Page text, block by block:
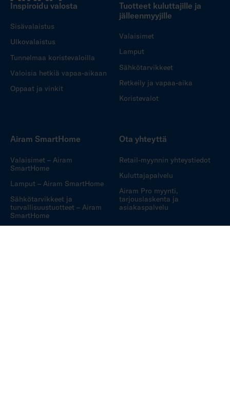
Inspiroidu valosta
Sisävalaistus
Ulkovalaistus
Tunnelmaa koristevaloilla
Valoisia hetkiä vapaa-aikaan
Oppaat ja vinkit
Tuotteet kuluttajille ja
jälleenmyyjille
Valaisimet
Lamput
Sähkötarvikkeet
Retkeily ja vapaa-aika
Koristevalot
Airam SmartHome
Valaisimet – Airam
SmartHome
Lamput – Airam SmartHome
Sähkötarvikkeet ja
turvallisuustuotteet – Airam
SmartHome
Ota yhteyttä
Retail-myynnin yhteystiedot
Kuluttajapalvelu
Airam Pro myynti,
tarjouslaskenta ja
asiakaspalvelu